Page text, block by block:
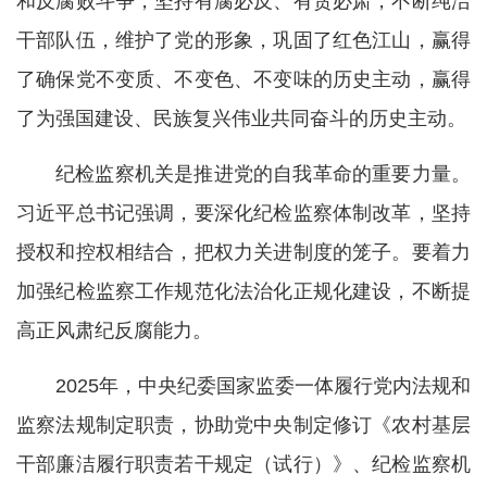
干部队伍，维护了党的形象，巩固了红色江山，赢得
了确保党不变质、不变色、不变味的历史主动，赢得
了为强国建设、民族复兴伟业共同奋斗的历史主动。
纪检监察机关是推进党的自我革命的重要力量。
习近平总书记强调，要深化纪检监察体制改革，坚持
授权和控权相结合，把权力关进制度的笼子。要着力
加强纪检监察工作规范化法治化正规化建设，不断提
高正风肃纪反腐能力。
2025年，中央纪委国家监委一体履行党内法规和
监察法规制定职责，协助党中央制定修订《农村基层
干部廉洁履行职责若干规定（试行）》、纪检监察机